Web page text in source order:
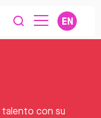
EN
talento con su